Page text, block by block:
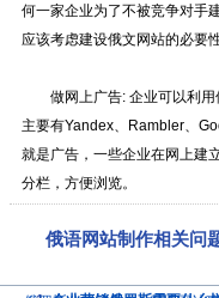
何一家企业为了不被竞争对手
应该考虑建设俄文网站的必要性
做网上广告: 企业可以利用
主要有Yandex、Rambler、
就是广告，一些企业在网上建
分栏，方便浏览。
俄语网站制作相关问